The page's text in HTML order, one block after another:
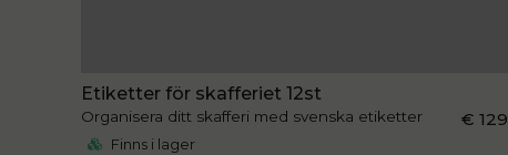
Etiketter för skafferiet 12st
Organisera ditt skafferi med svenska etiketter € 129
Finns i lager